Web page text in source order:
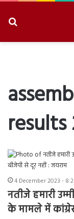
results
4 December 2023 -
नतीजे हमारी
के मामले में